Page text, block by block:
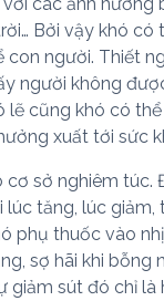
Bởi vậy khó có
người. Thiết
người không
cũng khó có
xuất tới sức
cơ sở nghiêm
tăng, lúc
phụ thuốc vào
sợ hãi khi bỗng
giảm sút đó chỉ là